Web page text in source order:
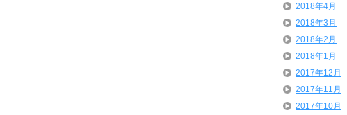
2018年4月
2018年3月
2018年2月
2018年1月
2017年12月
2017年11月
2017年10月